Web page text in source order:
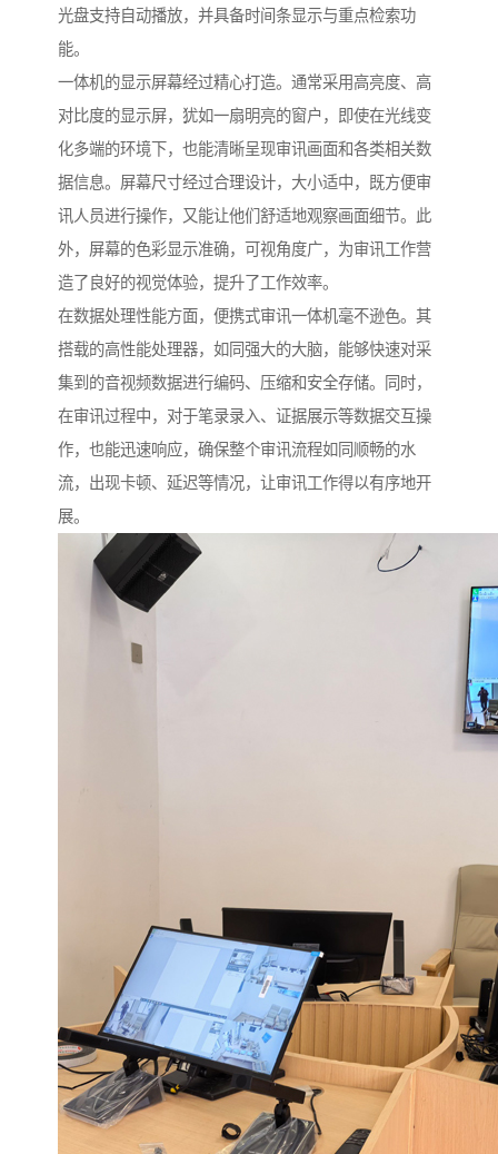
光盘支持自动播放，并具备时间条显示与重点检索功
能。
一体机的显示屏幕经过精心打造。通常采用高亮度、高
对比度的显示屏，犹如一扇明亮的窗户，即使在光线变
化多端的环境下，也能清晰呈现审讯画面和各类相关数
据信息。屏幕尺寸经过合理设计，大小适中，既方便审
讯人员进行操作，又能让他们舒适地观察画面细节。此
外，屏幕的色彩显示准确，可视角度广，为审讯工作营
造了良好的视觉体验，提升了工作效率。​
在数据处理性能方面，便携式审讯一体机毫不逊色。其
搭载的高性能处理器，如同强大的大脑，能够快速对采
集到的音视频数据进行编码、压缩和安全存储。同时，
在审讯过程中，对于笔录录入、证据展示等数据交互操
作，也能迅速响应，确保整个审讯流程如同顺畅的水
流，出现卡顿、延迟等情况，让审讯工作得以有序地开
展。​